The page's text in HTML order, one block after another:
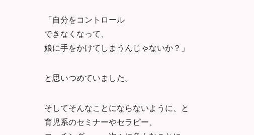
「自分をコントロール
できなくなって、
娘に手をかけてしまうんじゃないか？」
と思いつめていました。
そしてそんなことにならないように、と
育児系のセミナーやセラピー、